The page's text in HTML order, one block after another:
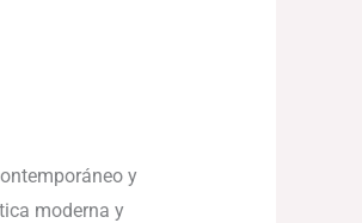
y
moderna y